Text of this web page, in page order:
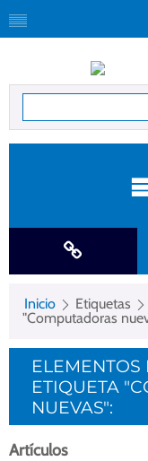
Inicio Etiquetas
"Computadoras
ETIQUETA
NUEVAS":
Artículos